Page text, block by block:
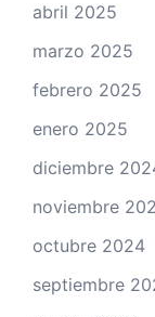
abril 2025
marzo 2025
febrero 2025
enero 2025
diciembre
noviembre
octubre 2024
septiembre